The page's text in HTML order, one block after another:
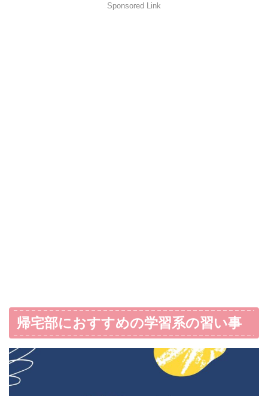
Sponsored Link
帰宅部におすすめの学習系の習い事